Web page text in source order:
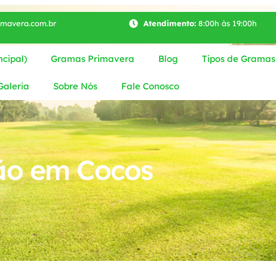
Atendimento:8:00h às 19:00h
Gramas Primavera Blog Tipos de Gramas
Sobre Nós Fale Conosco
em Cocos